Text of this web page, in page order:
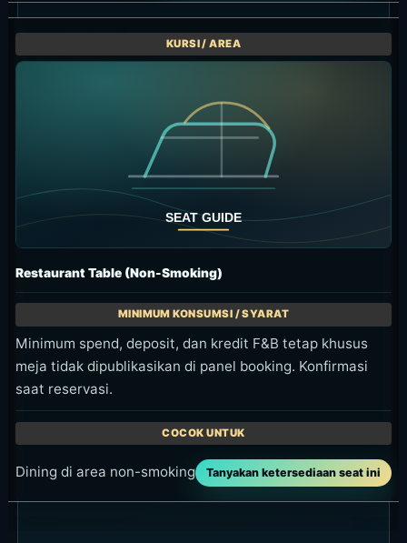
Restaurant Table (Non-Smoking)
Minimum spend, deposit, dan kredit F&B tetap khusus
meja tidak dipublikasikan di panel booking. Konfirmasi
saat reservasi.
Dining di area non-smoking Tanyakan ketersediaan seat ini